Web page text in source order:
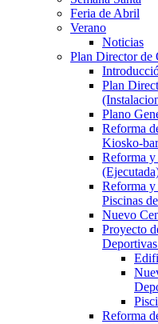
Feria de Abril
Verano
Noticias
Plan Director de
Plan
Plano
Reforma
Kiosko-
Reforma y
Reforma y
Piscinas
Nuevo
Proyecto
Reforma